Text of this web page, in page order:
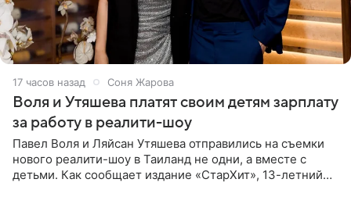
17 часов назад Соня Жарова
Воля и Утяшева платят своим детям зарплату
за работу в реалити-шоу
Павел Воля и Ляйсан Утяшева отправились на съемки
нового реалити-шоу в Таиланд не одни, а вместе с
детьми. Как сообщает издание «СтарХит», 13-летний